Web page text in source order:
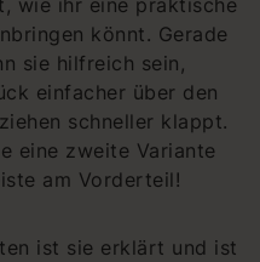
wie ihr eine praktische
könnt. Gerade
sie hilfreich sein,
einfacher über den
schneller klappt.
eine zweite Variante
am Vorderteil!
ist sie erklärt und ist